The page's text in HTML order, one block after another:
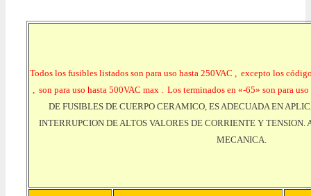
Todos los fusibles listados son para uso hasta 250VAC , excepto los
, son para uso hasta 500VAC max . Los terminados en «-65» son para
DE FUSIBLES DE CUERPO CERAMICO, ES ADECUADA EN
INTERRUPCION DE ALTOS VALORES DE CORRIENTE Y TENSION.
MECANICA.